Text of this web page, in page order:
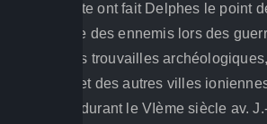
conséquente ont fait Delphes le point
la rencontre des ennemis lors des
attestent les trouvailles
Athéniens et des autres villes
accentuée durant le VIème siècle av.